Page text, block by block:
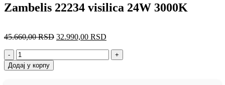
Zambelis 22234 visilica 24W 3000K
45.660,00RSD 32.990,00 RSD
-
+
Додај у корпу